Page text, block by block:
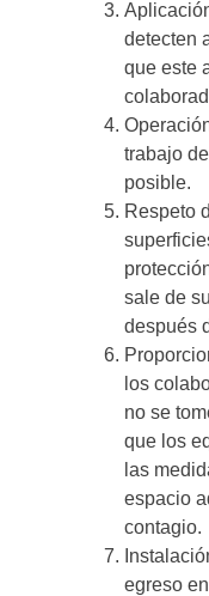
detecten
que este
trabajo
posible.
Respeto
sale de
después
los
no se
que los
las
espacio
contagio.
egreso